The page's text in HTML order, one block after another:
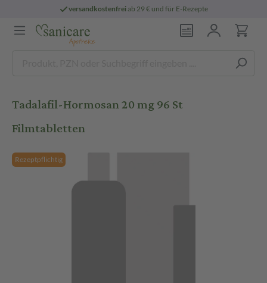
versandkostenfreiab 29 € und für E-Rezepte
Tadalafil-Hormosan 20 mg 96 St
Filmtabletten
Rezeptpflichtig